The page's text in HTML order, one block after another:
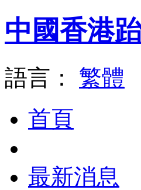
中國香港
語言： 繁體
首頁
最新消息